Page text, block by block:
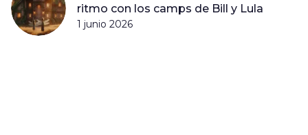
ritmo con los camps de Bill y Lula
1 junio 2026